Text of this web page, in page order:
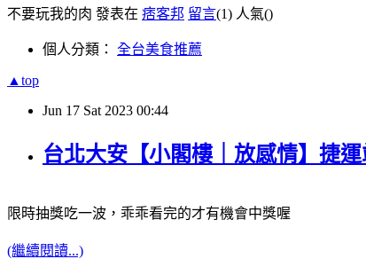
不要玩我的肉 發表在 痞客邦 留言(1) 人氣()
個人分類： 全台美食推薦
▲top
Jun 17 Sat 2023 00:44
台北大安【小閣樓｜放感情】捷
限時抽獎吃一波，乖乖看完的才有機會中獎喔
(繼續閱讀...)